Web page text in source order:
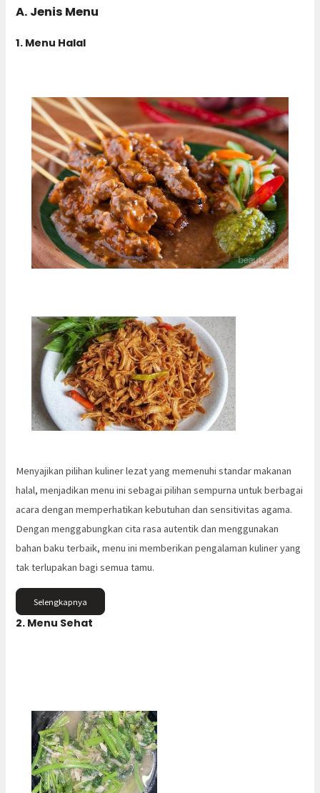
A. Jenis Menu
1. Menu Halal
Menyajikan pilihan kuliner lezat yang memenuhi standar makanan
halal, menjadikan menu ini sebagai pilihan sempurna untuk berbagai
acara dengan memperhatikan kebutuhan dan sensitivitas agama.
Dengan menggabungkan cita rasa autentik dan menggunakan
bahan baku terbaik, menu ini memberikan pengalaman kuliner yang
tak terlupakan bagi semua tamu.
Selengkapnya
2. Menu Sehat